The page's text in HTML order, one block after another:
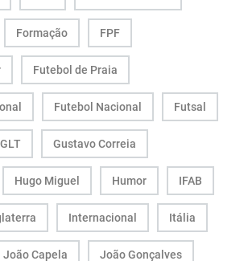
Formação FPF
Futebol de Praia
Futebol Nacional Futsal
GLT Gustavo Correia
Hugo Miguel Humor IFAB
Internacional Itália
João Capela João Gonçalves